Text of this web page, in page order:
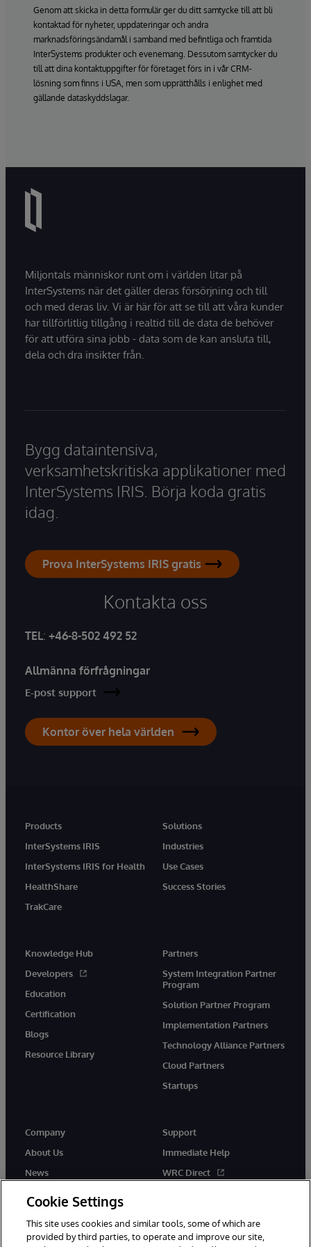
Genom att skicka in detta formulär ger du ditt samtycke till att bli
kontaktad för nyheter, uppdateringar och andra
marknadsföringsändamål i samband med befintliga och framtida
InterSystems produkter och evenemang. Dessutom samtycker du
till att dina kontaktuppgifter för företaget förs in i vår CRM-
lösning som finns i USA, men som upprätthålls i enlighet med
gällande dataskyddslagar.
Miljontals människor runt om i världen litar på
InterSystems när det gäller deras försörjning och till
och med deras liv. Vi är här för att se till att våra kunder
har tillförlitlig tillgång i realtid till de data de behöver
för att utföra sina jobb - data som de kan ansluta till,
dela och dra insikter från.
Bygg dataintensiva,
verksamhetskritiska applikationer med
InterSystems IRIS. Börja koda gratis
idag.
Prova InterSystems IRIS gratis
Kontakta oss
TEL: +46-8-502 492 52
Allmänna förfrågningar
E-post support
Kontor över hela världen
Products
InterSystems IRIS
InterSystems IRIS for Health
HealthShare
TrakCare
Solutions
Industries
Use Cases
Success Stories
Knowledge Hub
Developers
Education
Certification
Blogs
Resource Library
Partners
System Integration Partner
Program
Solution Partner Program
Implementation Partners
Technology Alliance Partners
Cloud Partners
Startups
Company
About Us
News
Support
Immediate Help
WRC Direct
Cookie Settings
This site uses cookies and similar tools, some of which are
provided by third parties, to operate and improve our site,